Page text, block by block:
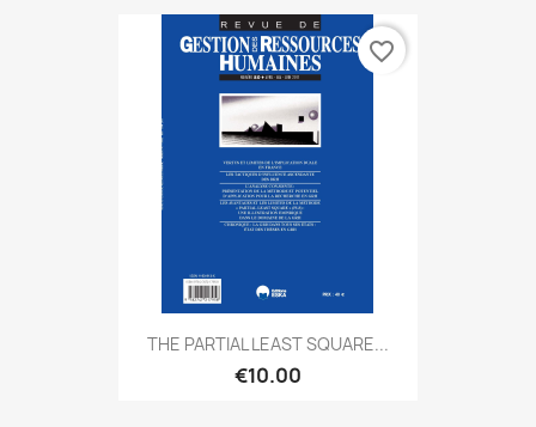
THE PARTIAL LEAST SQUARE...
€10.00
favorite_border